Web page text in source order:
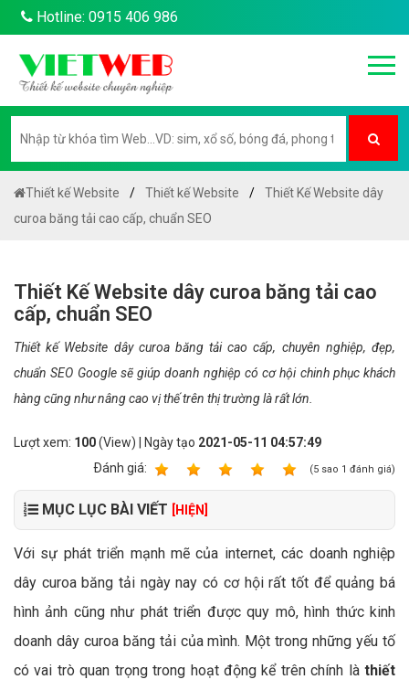
Hotline: 0915 406 986
Thiết kế Website Thiết kế Website
Thiết Kế Website dây
curoa băng tải cao cấp, chuẩn SEO
Thiết Kế Website dây curoa băng tải cao
cấp, chuẩn SEO
Thiết kế Website dây curoa băng tải cao cấp, chuyên nghiệp, đẹp,
chuẩn SEO Google sẽ giúp doanh nghiệp có cơ hội chinh phục khách
hàng cũng như nâng cao vị thế trên thị trường là rất lớn.
Lượt xem: 100(View) | Ngày tạo 2021-05-11 04:57:49
Ðánh giá:
(5 sao 1 đánh giá)
MỤC LỤC BÀI VIẾT [HIỆN]
Với sự phát triển mạnh mẽ của internet, các doanh nghiệp
dây curoa băng tải ngày nay có cơ hội rất tốt để quảng bá
hình ảnh cũng như phát triển được quy mô, hình thức kinh
doanh dây curoa băng tải của mình. Một trong những yếu tố
có vai trò quan trọng trong hoạt động kể trên chính là thiết